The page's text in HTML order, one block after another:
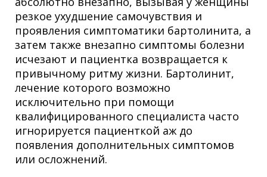
резкое ухудшение самочувствия и
проявления симптоматики бартолинита, а
затем также внезапно симптомы болезни
исчезают и пациентка возвращается к
привычному ритму жизни. Бартолинит,
лечение которого возможно
исключительно при помощи
квалифицированного специалиста часто
игнорируется пациенткой аж до
появления дополнительных симптомов
или осложнений.